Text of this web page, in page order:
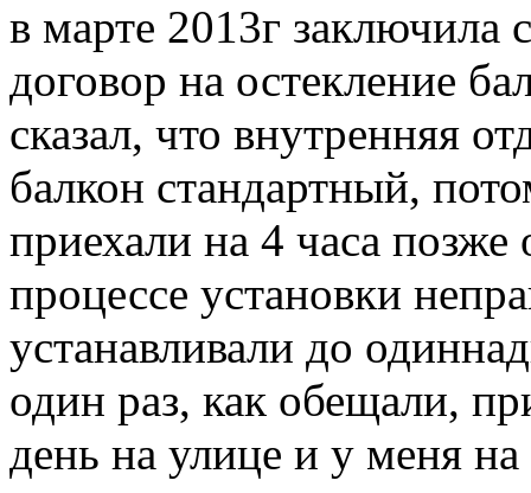
в марте 2013г
договор на остекление
сказал, что внутренняя
балкон стандартный,
приехали на 4 часа
процессе установки
устанавливали до
один раз, как обещали,
день на улице и у меня